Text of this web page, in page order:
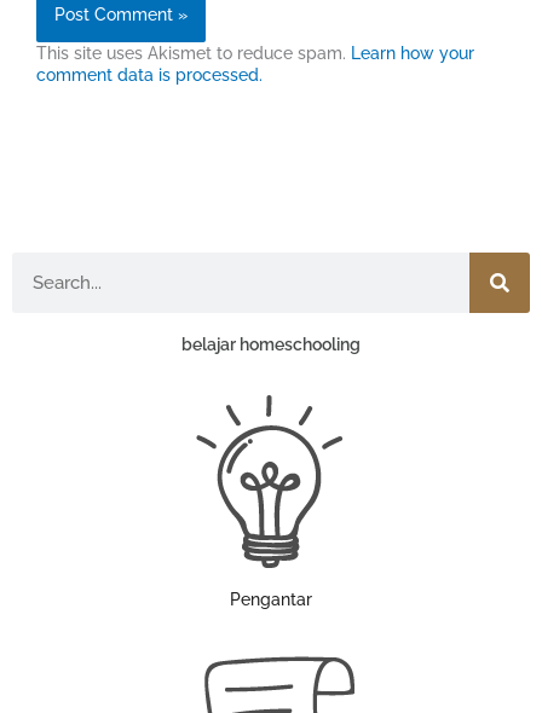
This site uses Akismet to reduce spam. Learn how your
comment data is processed.
belajar homeschooling
Pengantar